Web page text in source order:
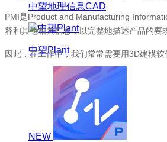
中望地理信息CAD
中望Plant
NEW
PMI是Product and Manufacturing
释和其他相关信息，以完整地描述产品的要
因此，在工作中，我们常常需要用3D建模